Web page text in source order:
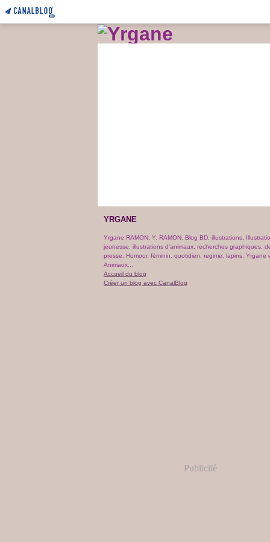
YRGANE
Yrgane RAMON. Y. RAMON. Blog BD, illustrations,
jeunesse, illustrations d'animaux, recherches graphiques,
presse. Humour, féminin, quotidien, regime, lapins, Yrgane
Animaux...
Accueil du blog
Créer un blog avec CanalBlog
Publicité